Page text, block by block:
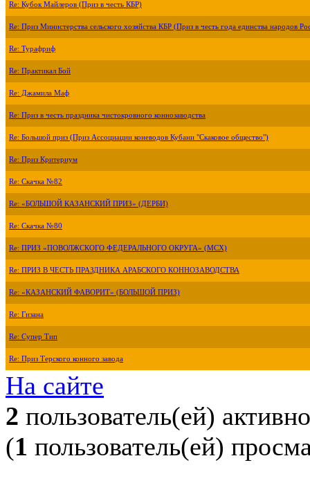
Re: Кубок Майлеров (Приз в честь КБР)
Re: Приз Министерства сельского хозяйства КБР (Приз в честь года единства народов
Re: Турафриф
Re: Практикал Бой
Re: Джамила Маф
Re: Приз в честь праздника чистокровного коннозаводства
Re: Большой приз (Приз Ассоциации коневодов Кубани "Скаковое общество")
Re: Приз Критериум
Re: Скачка №82
Re: «БОЛЬШОЙ КАЗАНСКИЙ ПРИЗ» (ДЕРБИ)
Re: Скачка №80
Re: ПРИЗ «ПОВОЛЖСКОГО ФЕДЕРАЛЬНОГО ОКРУГА» (МСХ)
Re: ПРИЗ В ЧЕСТЬ ПРАЗДНИКА АРАБСКОГО КОННОЗАВОДСТВА
Re: «КАЗАНСКИЙ ФАВОРИТ» (БОЛЬШОЙ ПРИЗ)
Re: Гизана
Re: Супер Тип
Re: Приз Терского конного завода
На сайте
2 пользователь(ей) активно
(1 пользователь(ей)